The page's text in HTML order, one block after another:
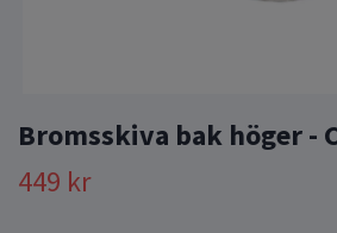
Bromsskiva bak höger -
449 kr